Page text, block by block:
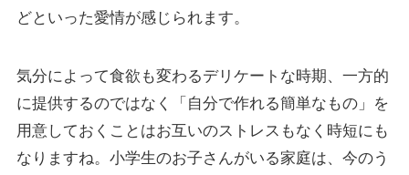
どといった愛情が感じられます。
気分によって食欲も変わるデリケートな時期、一方的
に提供するのではなく「自分で作れる簡単なもの」を
用意しておくことはお互いのストレスもなく時短にも
なりますね。小学生のお子さんがいる家庭は、今のう